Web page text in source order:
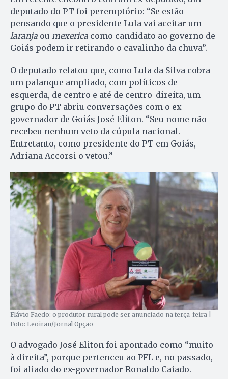
deputado do PT foi peremptório: “Se estão
pensando que o presidente Lula vai aceitar um
laranja ou mexerica como candidato ao governo de
Goiás podem ir retirando o cavalinho da chuva”.
O deputado relatou que, como Lula da Silva cobra
um palanque ampliado, com políticos de
esquerda, de centro e até de centro-direita, um
grupo do PT abriu conversações com o ex-
governador de Goiás José Eliton. “Seu nome não
recebeu nenhum veto da cúpula nacional.
Entretanto, como presidente do PT em Goiás,
Adriana Accorsi o vetou.”
Flávio Faedo: o produtor rural pode ser anunciado na terça-feira |
Foto: Leoiran/Jornal Opção
O advogado José Eliton foi apontado como “muito
à direita”, porque pertenceu ao PFL e, no passado,
foi aliado do ex-governador Ronaldo Caiado.